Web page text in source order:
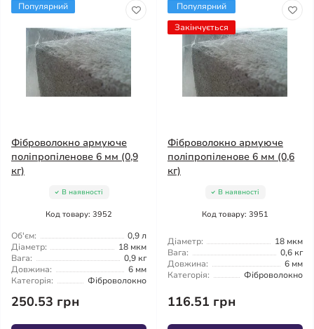
Популярний
Фіброволокно армуюче
поліпропіленове 6 мм (0,9
кг)
В наявності
Код товару: 3952
Об'єм:
0,9 л
Діаметр:
18 мкм
Вага:
0,9 кг
Довжина:
6 мм
Категорія:
Фіброволокно
250.53 грн
Популярний
Закінчується
Фіброволокно армуюче
поліпропіленове 6 мм (0,6
кг)
В наявності
Код товару: 3951
Діаметр:
18 мкм
Вага:
0,6 кг
Довжина:
6 мм
Категорія:
Фіброволокно
116.51 грн